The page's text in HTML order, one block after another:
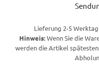
Lieferung 2-5
Hinweis:Wenn Sie die
werden die Artikel